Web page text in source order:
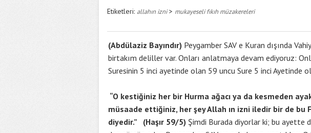
Etiketleri: allahın izni> mukayeseli fıkıh müzakereleri
(Abdülaziz Bayındır) Peygamber SAV e Kuran dışında
birtakım deliller var. Onları anlatmaya devam ediyoruz:
Suresinin 5 inci ayetinde olan 59 uncu Sure 5 inci Ayetinde
“O kestiğiniz her bir Hurma ağacı ya da kesmeden
müsaade ettiğiniz, her şey Allah ın izni iledir bir de bu
diyedir.” (Haşır 59/5) Şimdi Burada diyorlar ki; bu ayette